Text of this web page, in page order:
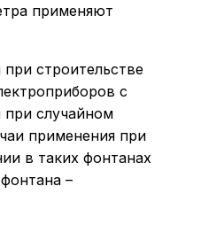
применяют
строительстве
с
случайном
применения при
в таких фонтанах
–